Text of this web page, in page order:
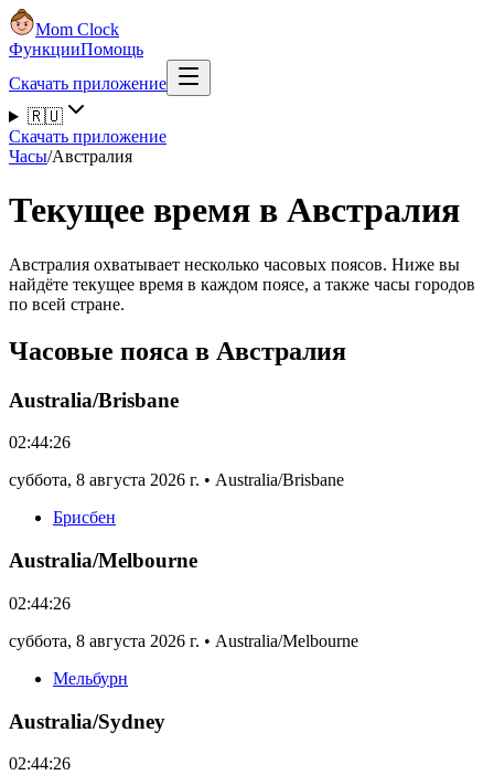
Mom Clock
ФункцииПомощь
Скачать приложение
🇷🇺
Скачать приложение
Часы/Австралия
Текущее время в Австралия
Австралия охватывает несколько часовых поясов. Ниже вы
найдёте текущее время в каждом поясе, а также часы городов
по всей стране.
Часовые пояса в Австралия
Australia/Brisbane
02:44:26
суббота, 8 августа 2026 г. • Australia/Brisbane
Брисбен
Australia/Melbourne
02:44:26
суббота, 8 августа 2026 г. • Australia/Melbourne
Мельбурн
Australia/Sydney
02:44:26